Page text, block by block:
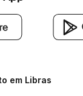
em Libras